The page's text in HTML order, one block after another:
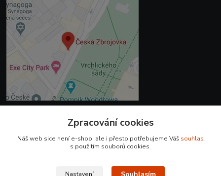
+420 225 375 800
Zpracování cookies
Náš web sice není e-shop, ale i přesto potřebujeme Váš souhlas
s použitím souborů cookies.
Nastavení